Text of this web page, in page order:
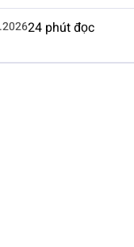
24 phút đọc